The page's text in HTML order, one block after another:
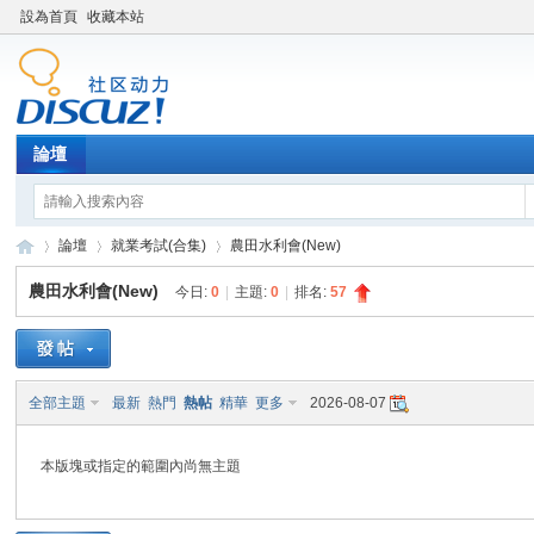
設為首頁 收藏本站
論壇
XY»
論壇
›
就業考試(合集) 農田水利會(New)
農田水利會(New) 今日:0 主題:0 排名:57
全部主題 最新 熱門 熱帖 精華 更多 2026-08-07
本版塊或指定的範圍內尚無主題